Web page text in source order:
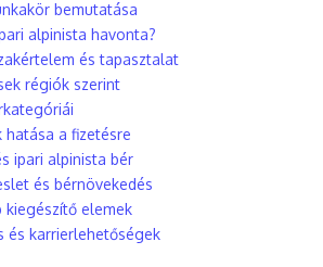
bemutatása
alpinista havonta?
és tapasztalat
régiók szerint
a fizetésre
ipari alpinista bér
és bérnövekedés
kiegészítő elemek
és karrierlehetőségek